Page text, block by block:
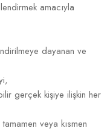
amacıyla
dayanan ve
gerçek kişiye ilişkin her
veya kısmen